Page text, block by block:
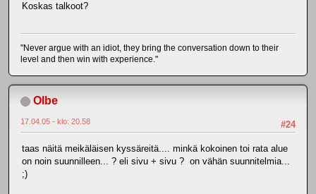
Koskas talkoot?
"Never argue with an idiot, they bring the conversation down to their
level and then win with experience."
Olbe
#24
17.04.05 - klo: 20.58
taas näitä meikäläisen kyssäreitä.... minkä kokoinen toi rata alue
on noin suunnilleen... ? eli sivu + sivu ? on vähän suunnitelmia...
;)